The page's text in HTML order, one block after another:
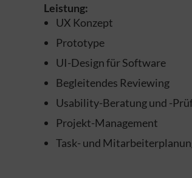
Leistung:
UX Konzept
Prototype
UI-Design für Software
Begleitendes Reviewing
Usability-Beratung und -
Projekt-Management
Task- und